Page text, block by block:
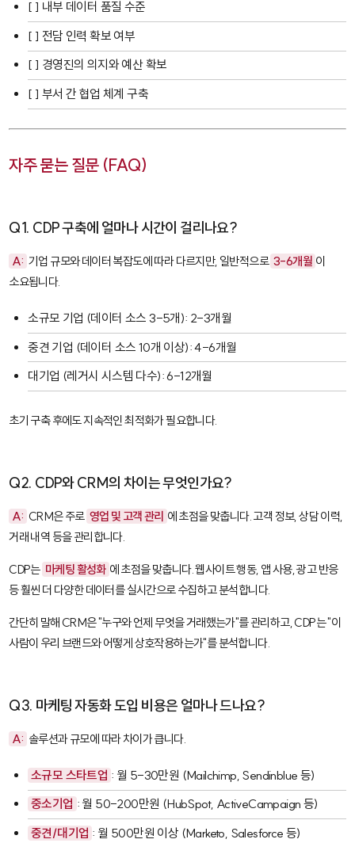
[ ] 내부 데이터 품질 수준
[ ] 전담 인력 확보 여부
[ ] 경영진의 의지와 예산 확보
[ ] 부서 간 협업 체계 구축
자주 묻는 질문 (FAQ)
Q1. CDP 구축에 얼마나 시간이 걸리나요?
A: 기업 규모와 데이터 복잡도에 따라 다르지만, 일반적으로 3-6개월 이
소요됩니다.
소규모 기업 (데이터 소스 3-5개): 2-3개월
중견 기업 (데이터 소스 10개 이상): 4-6개월
대기업 (레거시 시스템 다수): 6-12개월
초기 구축 후에도 지속적인 최적화가 필요합니다.
Q2. CDP와 CRM의 차이는 무엇인가요?
A: CRM은 주로 영업 및 고객 관리 에 초점을 맞춥니다. 고객 정보, 상담 이력,
거래 내역 등을 관리합니다.
CDP는 마케팅 활성화 에 초점을 맞춥니다. 웹사이트 행동, 앱 사용, 광고 반응
등 훨씬 더 다양한 데이터를 실시간으로 수집하고 분석합니다.
간단히 말해 CRM은 "누구와 언제 무엇을 거래했는가"를 관리하고, CDP는 "이
사람이 우리 브랜드와 어떻게 상호작용하는가"를 분석합니다.
Q3. 마케팅 자동화 도입 비용은 얼마나 드나요?
A: 솔루션과 규모에 따라 차이가 큽니다.
소규모 스타트업 : 월 5-30만원 (Mailchimp, Sendinblue 등)
중소기업 : 월 50-200만원 (HubSpot, ActiveCampaign 등)
중견/대기업 : 월 500만원 이상 (Marketo, Salesforce 등)